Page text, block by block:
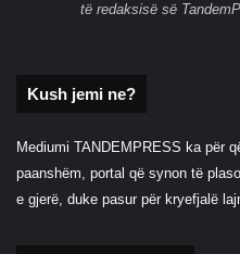
të redaksisë së
Kush jemi ne?
Mediumi TANDEMPRESS ka për
paanshëm, portal që synon të
e gjerë, duke pasur për kryefjalë